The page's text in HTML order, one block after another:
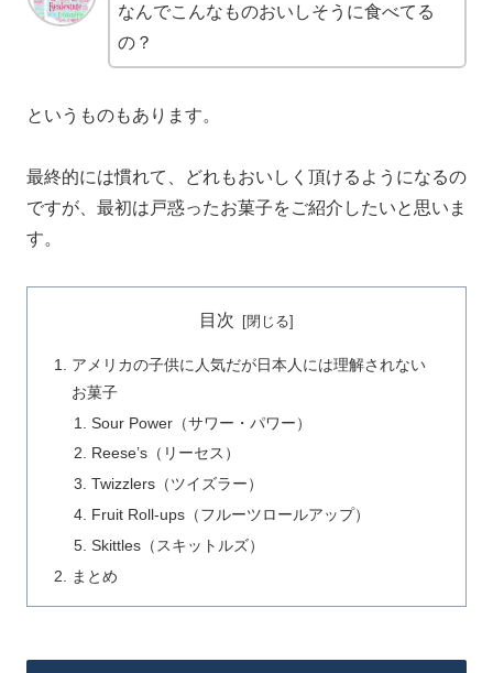
なんでこんなものおいしそうに食べてる
の？
というものもあります。
最終的には慣れて、どれもおいしく頂けるようになるの
ですが、最初は戸惑ったお菓子をご紹介したいと思いま
す。
目次
アメリカの子供に人気だが日本人には理解されない
お菓子
Sour Power（サワー・パワー）
Reese’s（リーセス）
Twizzlers（ツイズラー）
Fruit Roll-ups（フルーツロールアップ）
Skittles（スキットルズ）
まとめ